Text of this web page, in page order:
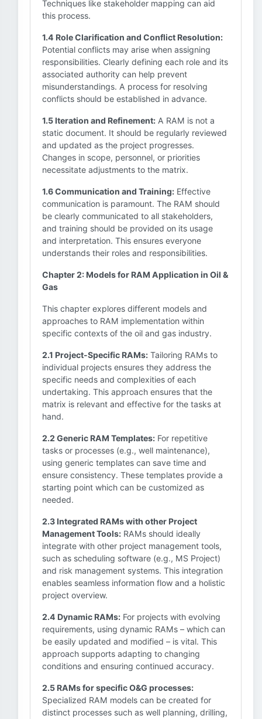
Techniques like stakeholder mapping can aid
this process.
1.4 Role Clarification and Conflict Resolution:
Potential conflicts may arise when assigning
responsibilities. Clearly defining each role and its
associated authority can help prevent
misunderstandings. A process for resolving
conflicts should be established in advance.
1.5 Iteration and Refinement: A RAM is not a
static document. It should be regularly reviewed
and updated as the project progresses.
Changes in scope, personnel, or priorities
necessitate adjustments to the matrix.
1.6 Communication and Training: Effective
communication is paramount. The RAM should
be clearly communicated to all stakeholders,
and training should be provided on its usage
and interpretation. This ensures everyone
understands their roles and responsibilities.
Chapter 2: Models for RAM Application in Oil &
Gas
This chapter explores different models and
approaches to RAM implementation within
specific contexts of the oil and gas industry.
2.1 Project-Specific RAMs: Tailoring RAMs to
individual projects ensures they address the
specific needs and complexities of each
undertaking. This approach ensures that the
matrix is relevant and effective for the tasks at
hand.
2.2 Generic RAM Templates: For repetitive
tasks or processes (e.g., well maintenance),
using generic templates can save time and
ensure consistency. These templates provide a
starting point which can be customized as
needed.
2.3 Integrated RAMs with other Project
Management Tools: RAMs should ideally
integrate with other project management tools,
such as scheduling software (e.g., MS Project)
and risk management systems. This integration
enables seamless information flow and a holistic
project overview.
2.4 Dynamic RAMs: For projects with evolving
requirements, using dynamic RAMs – which can
be easily updated and modified – is vital. This
approach supports adapting to changing
conditions and ensuring continued accuracy.
2.5 RAMs for specific O&G processes:
Specialized RAM models can be created for
distinct processes such as well planning, drilling,